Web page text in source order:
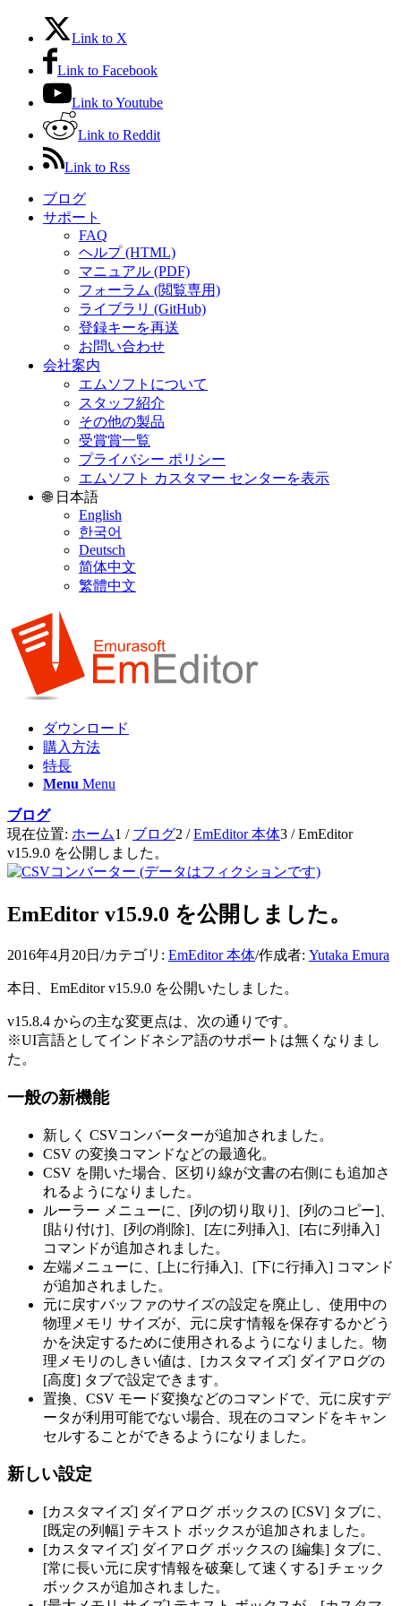
Link to X
Link to Facebook
Link to Youtube
Link to Reddit
Link to Rss
ブログ
サポート
FAQ
ヘルプ (HTML)
マニュアル (PDF)
フォーラム (閲覧専用)
ライブラリ (GitHub)
登録キーを再送
お問い合わせ
会社案内
エムソフトについて
スタッフ紹介
その他の製品
受賞賞一覧
プライバシー ポリシー
エムソフト カスタマー センターを表示
🌐 日本語
English
한국어
Deutsch
简体中文
繁體中文
ダウンロード
購入方法
特長
Menu Menu
ブログ
現在位置: ホーム1 / ブログ2 / EmEditor 本体3 / EmEditor
v15.9.0 を公開しました。
EmEditor v15.9.0 を公開しました。
2016年4月20日 /カテゴリ: EmEditor 本体/作成者: Yutaka Emura
本日、EmEditor v15.9.0 を公開いたしました。
v15.8.4 からの主な変更点は、次の通りです。
※UI言語としてインドネシア語のサポートは無くなりまし
た。
一般の新機能
新しく CSVコンバーターが追加されました。
CSV の変換コマンドなどの最適化。
CSV を開いた場合、区切り線が文書の右側にも追加さ
れるようになりました。
ルーラー メニューに、[列の切り取り]、[列のコピー]、
[貼り付け]、[列の削除]、[左に列挿入]、[右に列挿入]
コマンドが追加されました。
左端メニューに、[上に行挿入]、[下に行挿入] コマンド
が追加されました。
元に戻すバッファのサイズの設定を廃止し、使用中の
物理メモリ サイズが、元に戻す情報を保存するかどう
かを決定するために使用されるようになりました。物
理メモリのしきい値は、[カスタマイズ] ダイアログの
[高度] タブで設定できます。
置換、CSV モード変換などのコマンドで、元に戻すデ
ータが利用可能でない場合、現在のコマンドをキャン
セルすることができるようになりました。
新しい設定
[カスタマイズ] ダイアログ ボックスの [CSV] タブに、
[既定の列幅] テキスト ボックスが追加されました。
[カスタマイズ] ダイアログ ボックスの [編集] タブに、
[常に長い元に戻す情報を破棄して速くする] チェック
ボックスが追加されました。